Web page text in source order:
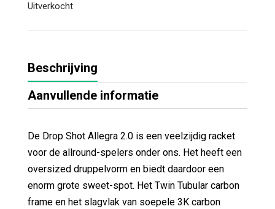
Uitverkocht
Beschrijving
Aanvullende informatie
De Drop Shot Allegra 2.0 is een veelzijdig racket
voor de allround-spelers onder ons. Het heeft een
oversized druppelvorm en biedt daardoor een
enorm grote sweet-spot. Het Twin Tubular carbon
frame en het slagvlak van soepele 3K carbon